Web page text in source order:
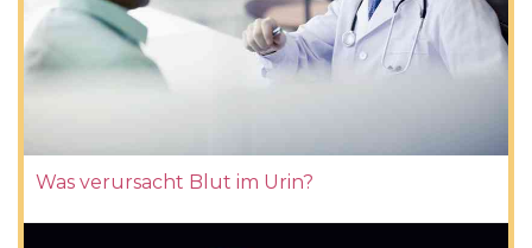
Was verursacht Blut im Urin?